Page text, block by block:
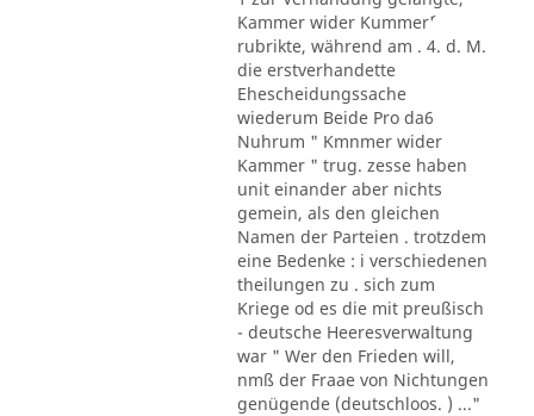
Kammer wider Kummer´'
rubrikte, während am . 4. d. M.
die erstverhandette
Ehescheidungssache
wiederum Beide Pro da6
Nuhrum " Kmnmer wider
Kammer " trug. zesse haben
unit einander aber nichts
gemein, als den gleichen
Namen der Parteien . trotzdem
eine Bedenke : i verschiedenen
theilungen zu . sich zum
Kriege od es die mit preußisch
- deutsche Heeresverwaltung
war " Wer den Frieden will,
nmß der Fraae von Nichtungen
genügende (deutschloos. ) ..."